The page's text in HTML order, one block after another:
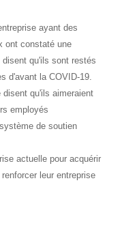
ayant des
ont constaté une
disent qu'ils sont restés
d'avant la COVID-19.
disent qu'ils aimeraient
employés
de soutien
actuelle pour acquérir
leur entreprise